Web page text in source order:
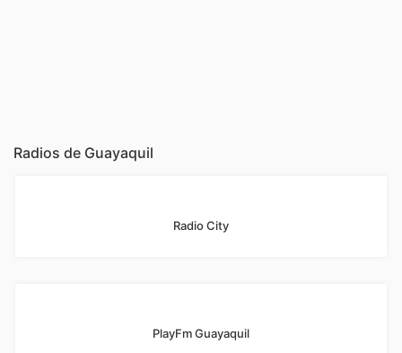
Radios de Guayaquil
Radio City
PlayFm Guayaquil